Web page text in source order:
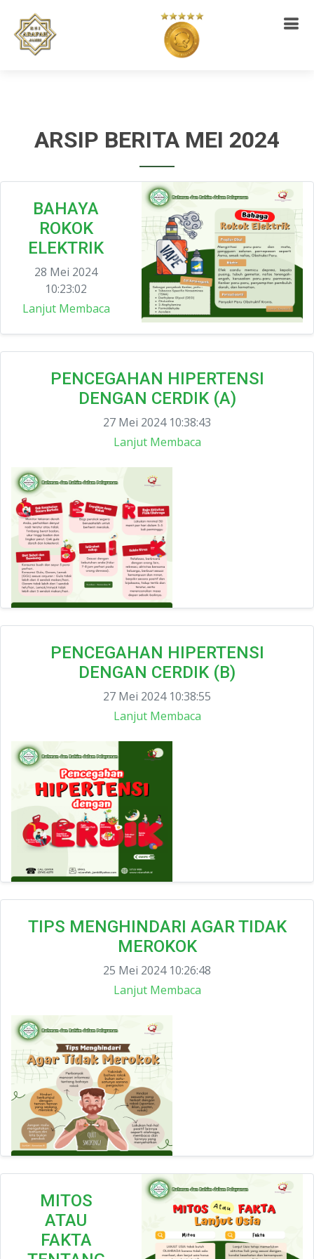
ARSIP BERITA MEI 2024
BAHAYA
ROKOK
ELEKTRIK
28 Mei 2024
10:23:02
Lanjut Membaca
PENCEGAHAN HIPERTENSI
DENGAN CERDIK (A)
27 Mei 2024 10:38:43
Lanjut Membaca
PENCEGAHAN HIPERTENSI
DENGAN CERDIK (B)
27 Mei 2024 10:38:55
Lanjut Membaca
TIPS MENGHINDARI AGAR TIDAK
MEROKOK
25 Mei 2024 10:26:48
Lanjut Membaca
MITOS
ATAU
FAKTA